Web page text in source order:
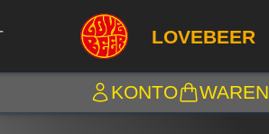
LOVEBEER
KONTO